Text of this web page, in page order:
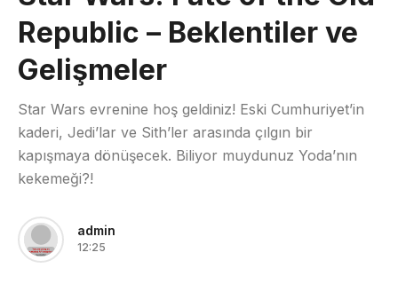
Republic – Beklentiler ve
Gelişmeler
Star Wars evrenine hoş geldiniz! Eski Cumhuriyet’in
kaderi, Jedi’lar ve Sith’ler arasında çılgın bir
kapışmaya dönüşecek. Biliyor muydunuz Yoda’nın
kekemeği?!
admin
12:25